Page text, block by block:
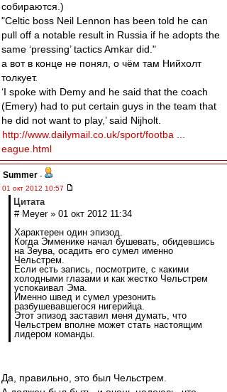
собираются.)
"Celtic boss Neil Lennon has been told he can
pull off a notable result in Russia if he adopts the
same ‘pressing’ tactics Amkar did."
а вот в конце не понял, о чём там Нийхолт
толкует.
‘I spoke with Demy and he said that the coach
(Emery) had to put certain guys in the team that
he did not want to play,’ said Nijholt.
http://www.dailymail.co.uk/sport/footba ...
eague.html
Summer -
01 окт 2012 10:57
Цитата
# Meyer » 01 окт 2012 11:34
Характерен один эпизод.
Когда Эмменике начал бушевать, обидевшись
на Зеува, осадить его сумел именно
Чельстрем.
Если есть запись, посмотрите, с какими
холодными глазами и как жестко Чельстрем
успокаивал Эма.
Именно швед и сумел урезонить
разбушевавшегося нигерийца.
Этот эпизод заставил меня думать, что
Чельстрем вполне может стать настоящим
лидером команды.
Да, правильно, это был Чельстрем.